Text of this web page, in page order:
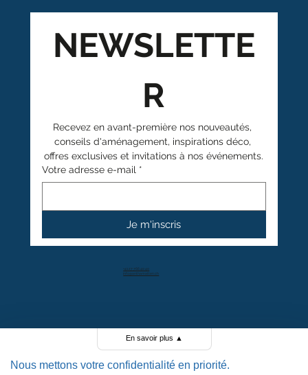
+41 27 766 40 40
info@anthamatten.ch
NEWSLETTE
R
Recevez en avant-première nos nouveautés,
conseils d'aménagement, inspirations déco,
offres exclusives et invitations à nos événements.
Votre adresse e-mail *
Je m'inscris
4.4
+ de 100 avis clients
En savoir plus ▲
Nous mettons votre confidentialité en priorité.